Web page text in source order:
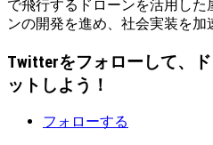
で飛行するドローンを活用した
ンの開発を進め、社会実装を加
Twitterをフォローして、
ットしよう！
フォローする